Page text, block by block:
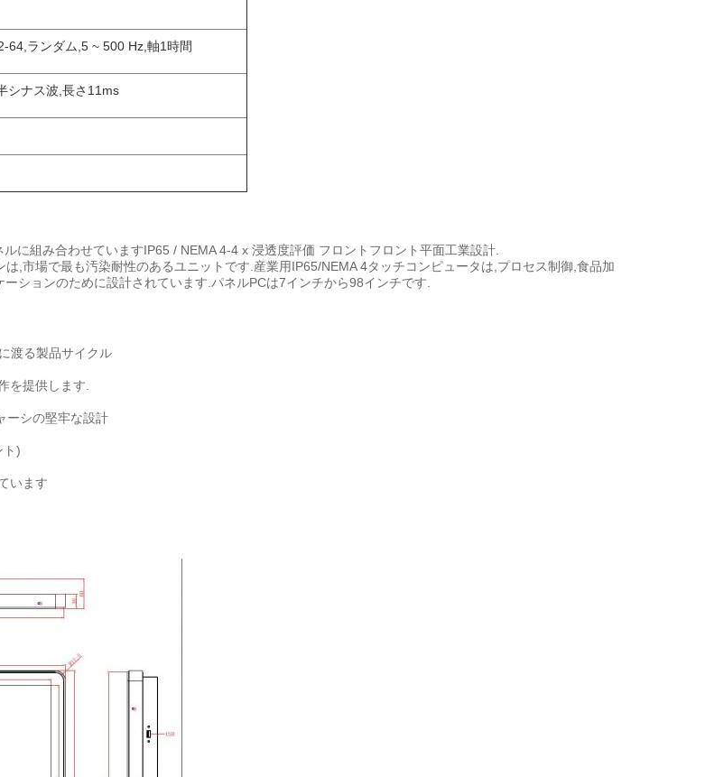
64,ランダム,5 ~ 500 Hz,軸1時間
シナス波,長さ11ms
に組み合わせていますIP65 / NEMA 4-4 x 浸透度評価 フロントフロント平面工業設計.
,市場で最も汚染耐性のあるユニットです.産業用IP65/NEMA 4タッチコンピュータは,プロセス制御,食品加
ションのために設計されています.パネルPCは7インチから98インチです.
渡る製品サイクル
を提供します.
ーシの堅牢な設計
ト)
います